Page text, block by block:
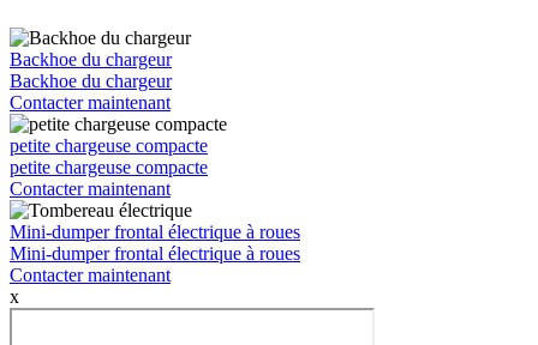
Backhoe du chargeur
Backhoe du chargeur
Contacter maintenant
petite chargeuse compacte
petite chargeuse compacte
Contacter maintenant
Mini-dumper frontal électrique à roues
Mini-dumper frontal électrique à roues
Contacter maintenant
x